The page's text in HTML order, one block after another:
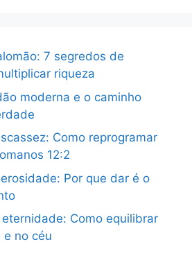
7 segredos de
riqueza
moderna e o caminho
Como reprogramar
12:2
Por que dar é o
Como equilibrar
e no céu